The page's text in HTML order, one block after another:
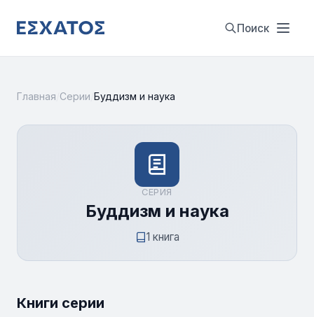
Поиск
Главная Серии Буддизм и наука
СЕРИЯ
Буддизм и наука
1 книга
Книги серии